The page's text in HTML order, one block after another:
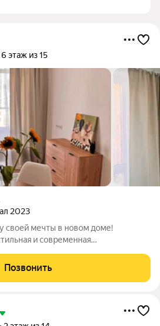
6 этаж из 15
2023
своей мечты в новом доме!
и современная
комфортного проживания.
д.5, корп.2
Позвонить